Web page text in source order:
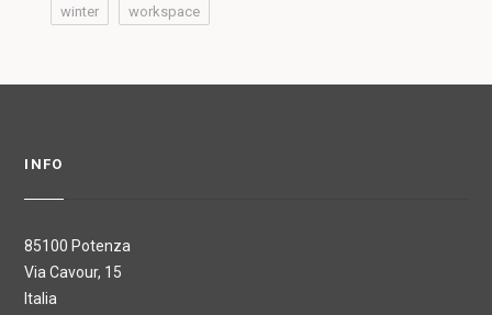
winter workspace
INFO
85100 Potenza
Via Cavour, 15
Italia